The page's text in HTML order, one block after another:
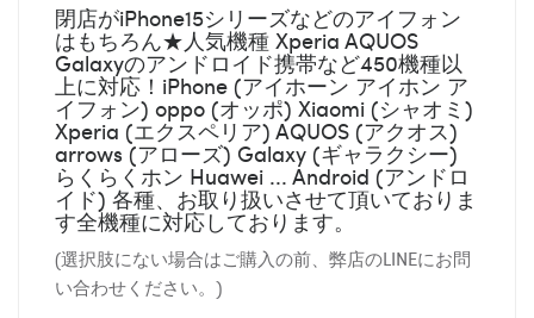
閉店がiPhone15シリーズなどのアイフォン
はもちろん★人気機種 Xperia AQUOS
Galaxyのアンドロイド携帯など450機種以
上に対応！iPhone (アイホーン アイホン ア
イフォン) oppo (オッポ) Xiaomi (シャオミ)
Xperia (エクスペリア) AQUOS (アクオス)
arrows (アローズ) Galaxy (ギャラクシー)
らくらくホン Huawei ... Android (アンドロ
イド) 各種、お取り扱いさせて頂いておりま
す全機種に対応しております。
(選択肢にない場合はご購入の前、弊店のLINEにお問
い合わせください。)